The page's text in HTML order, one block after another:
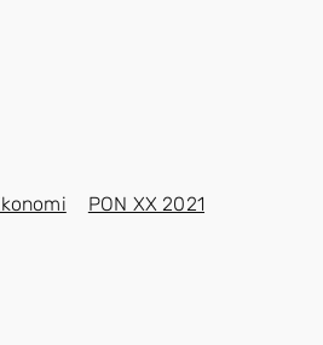
PON XX 2021